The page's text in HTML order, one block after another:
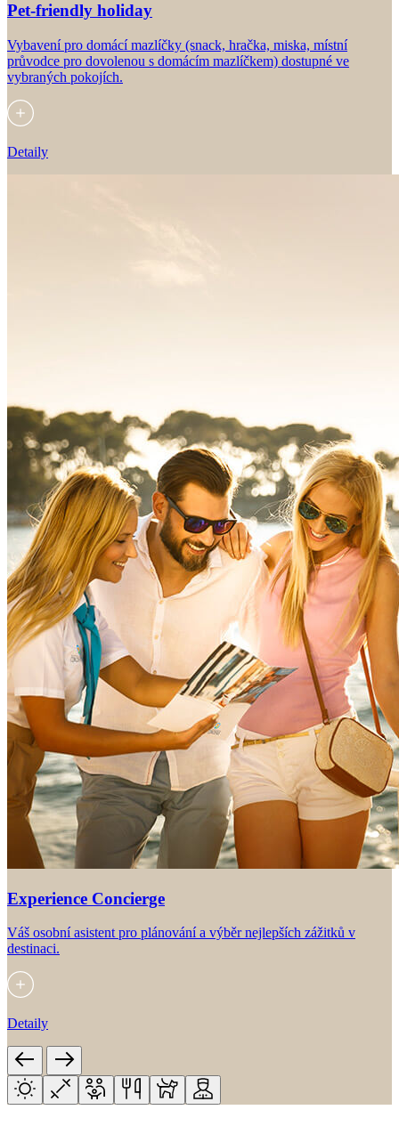
Pet-friendly holiday
Vybavení pro domácí mazlíčky (snack, hračka, miska, místní
průvodce pro dovolenou s domácím mazlíčkem) dostupné ve
vybraných pokojích.
Detaily
Experience Concierge
Váš osobní asistent pro plánování a výběr nejlepších zážitků v
destinaci.
Detaily